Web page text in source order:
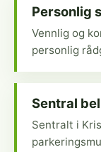
Personlig
Vennlig og
personlig
Sentral
Sentralt i